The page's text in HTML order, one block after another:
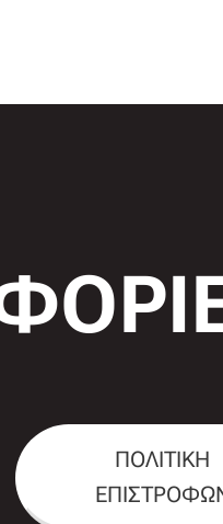
ΠΟΛΙΤΙΚΗ